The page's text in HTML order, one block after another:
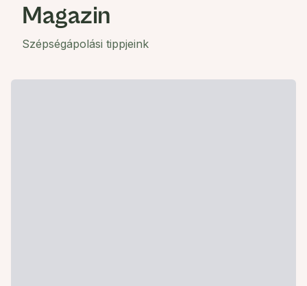
Magazin
Szépségápolási tippjeink